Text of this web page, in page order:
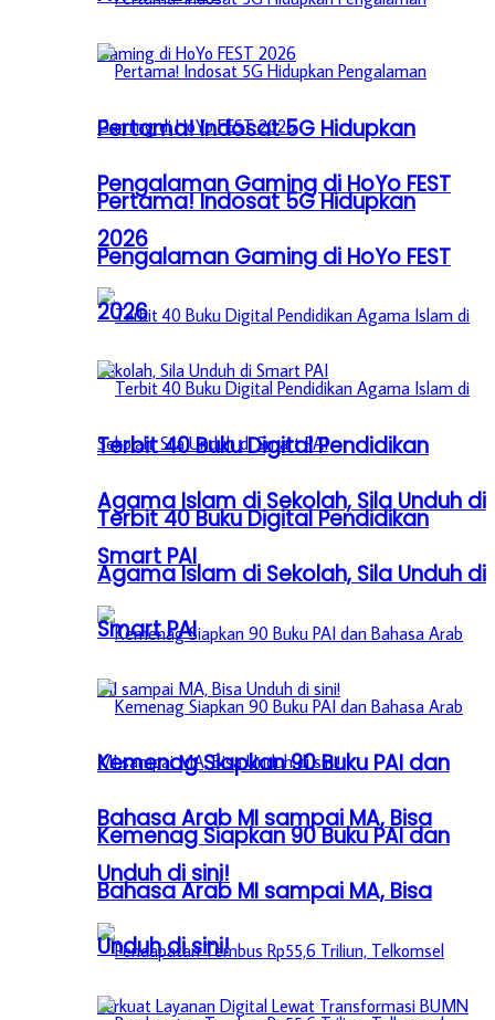
Pertama! Indosat 5G Hidupkan
Pengalaman Gaming di HoYo FEST
2026
Terbit 40 Buku Digital Pendidikan
Agama Islam di Sekolah, Sila Unduh di
Smart PAI
Kemenag Siapkan 90 Buku PAI dan
Bahasa Arab MI sampai MA, Bisa
Unduh di sini!
Pertama! Indosat 5G Hidupkan
Pengalaman Gaming di HoYo FEST
2026
Terbit 40 Buku Digital Pendidikan
Agama Islam di Sekolah, Sila Unduh di
Smart PAI
Kemenag Siapkan 90 Buku PAI dan
Bahasa Arab MI sampai MA, Bisa
Unduh di sini!